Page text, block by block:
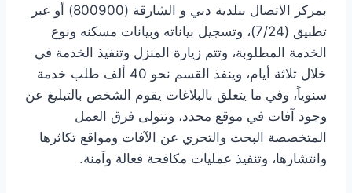
بمركز الاتصال ببلدية دبي و الشارقة (800900) أو عبر
تطبيق (24/‏‏7)، وتسجيل بياناته وبيانات مسكنه ونوع
الخدمة المطلوبة، وتتم زيارة المنزل وتنفيذ الخدمة في
خلال ثلاثة أيام، وينفذ القسم نحو 40 ألف طلب خدمة
سنوياً، وفي ما يتعلق بالبلاغات يقوم الشخص بالتبليغ عن
وجود آفات في موقع محدد، وتتولى فرق العمل
المتخصصة البحث والتحري عن الآفات ومواقع تكاثرها
وانتشارها، وتنفيذ عمليات مكافحة فعالة وآمنة.